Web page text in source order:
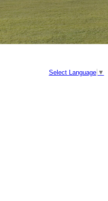
Select Language ▼